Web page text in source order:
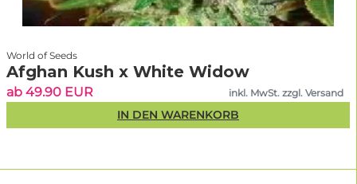
schnellem Versand und jahrelanger Expertise profitieren – exklusiv bei
Linda Seeds.
ANTONS QUALITÄTS-CHECK
Was macht eine "gute"
World of Seeds
Afghan Kush x White Widow
ab 49.90 EUR inkl. MwSt. zzgl. Versand
IN DEN WARENKORB